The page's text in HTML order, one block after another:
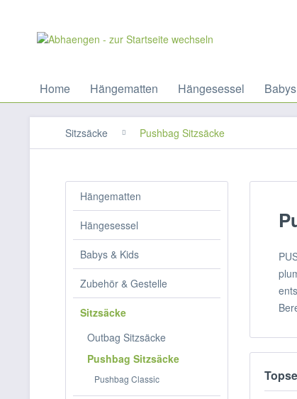
Home Hängematten Hängesessel
Sitzsäcke Pushbag Sitzsäcke
Hängematten
Hängesessel
Babys & Kids
Zubehör & Gestelle
Sitzsäcke
Outbag Sitzsäcke
Pushbag Sitzsäcke
Pushbag Classic